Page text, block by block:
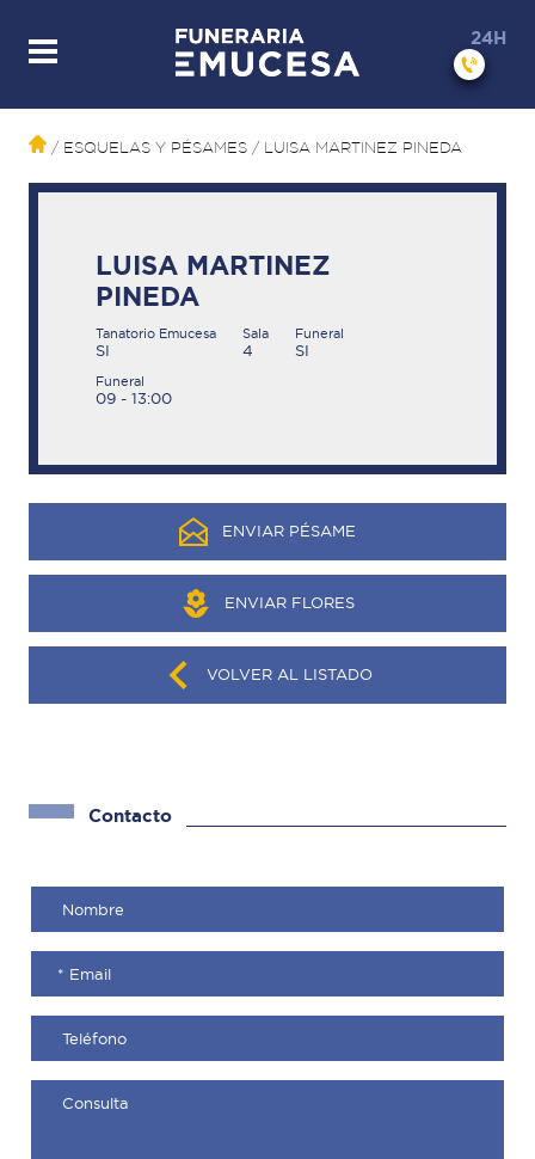
24H
/ ESQUELAS Y PÉSAMES / LUISA MARTINEZ PINEDA
LUISA MARTINEZ
PINEDA
Tanatorio Emucesa
SI
Sala
4
Funeral
SI
Funeral
09 - 13:00
ENVIAR PÉSAME
ENVIAR FLORES
VOLVER AL LISTADO
Contacto